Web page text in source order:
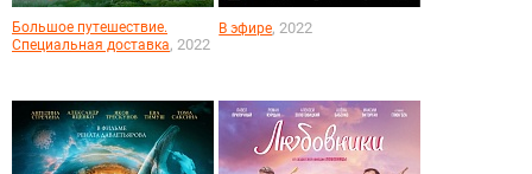
Большое путешествие.
Специальная доставка, 2022
В эфире, 2022